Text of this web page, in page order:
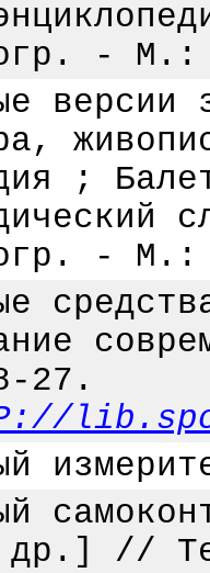
- М.:
версии
;
- М.:
27.
др.] //